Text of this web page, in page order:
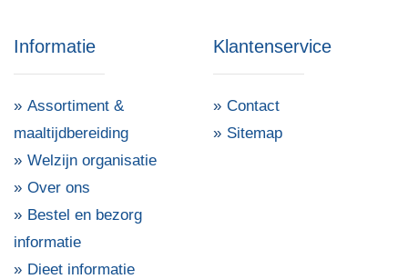
Informatie
Assortiment &
maaltijdbereiding
Welzijn organisatie
Over ons
Bestel en bezorg
informatie
Dieet informatie
Klantenservice
Contact
Sitemap